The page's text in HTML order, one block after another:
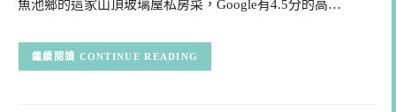
魚池鄉的這家山頂玻璃屋私房菜，Google有4.5分的高…
CONTINUE READING